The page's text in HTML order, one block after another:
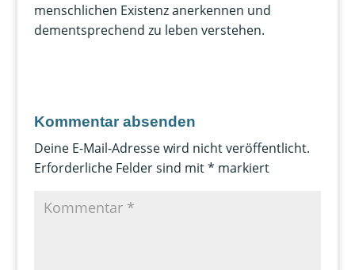
menschlichen Existenz anerkennen und
dementsprechend zu leben verstehen.
Kommentar absenden
Deine E-Mail-Adresse wird nicht veröffentlicht.
Erforderliche Felder sind mit* markiert